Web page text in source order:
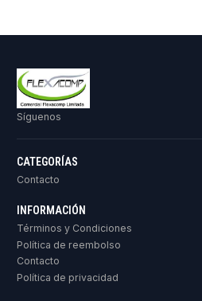
Síguenos
CATEGORÍAS
Contacto
INFORMACIÓN
Términos y Condiciones
Política de reembolso
Contacto
Política de privacidad